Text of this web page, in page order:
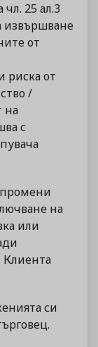
25 ал.3
извършване
от
риска от
/
на
с
на
или
Клиента
си